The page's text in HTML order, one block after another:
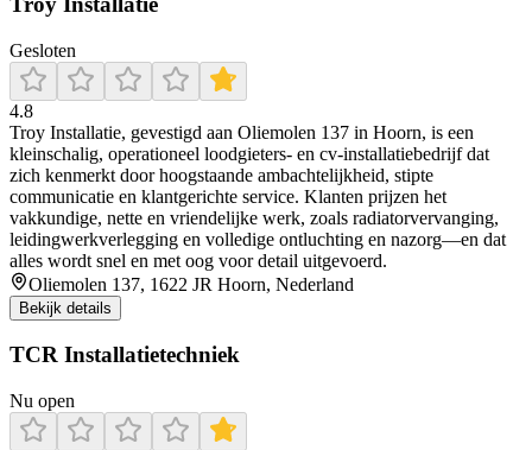
Gesloten
4.8
Troy Installatie, gevestigd aan Oliemolen 137 in Hoorn, is een
kleinschalig, operationeel loodgieters- en cv-installatiebedrijf dat
zich kenmerkt door hoogstaande ambachtelijkheid, stipte
communicatie en klantgerichte service. Klanten prijzen het
vakkundige, nette en vriendelijke werk, zoals radiatorvervanging,
leidingwerkverlegging en volledige ontluchting en nazorg—en dat
alles wordt snel en met oog voor detail uitgevoerd.
Oliemolen 137, 1622 JR Hoorn, Nederland
Bekijk details
TCR Installatietechniek
Nu open